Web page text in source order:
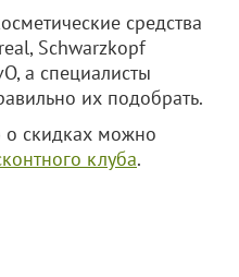
средства
Schwarzkopf
а специалисты
их подобрать.
скидках можно
клуба.